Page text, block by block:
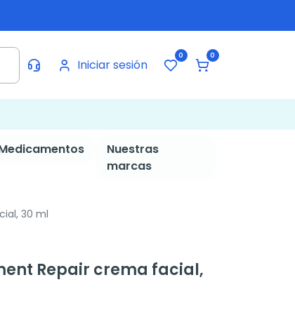
Iniciar sesión
0 0
Nuestras
marcas
30 ml
Repair crema facial,